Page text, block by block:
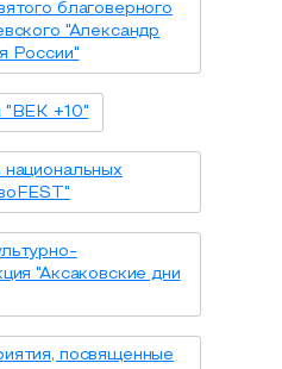
благоверного
"Александр
России"
"ВЕК +10"
"Аксаковские дни
посвященные